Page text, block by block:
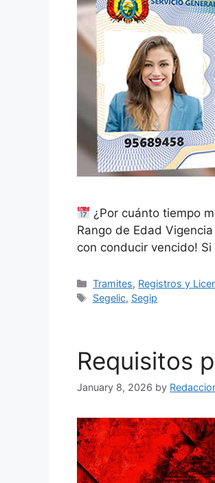
¿Por cuánto tiempo
Rango de Edad
con conducir vencido!
Categories
Tramites, Registros y
Tags
Segelic, Segip
Requisitos
January 8, 2026 by